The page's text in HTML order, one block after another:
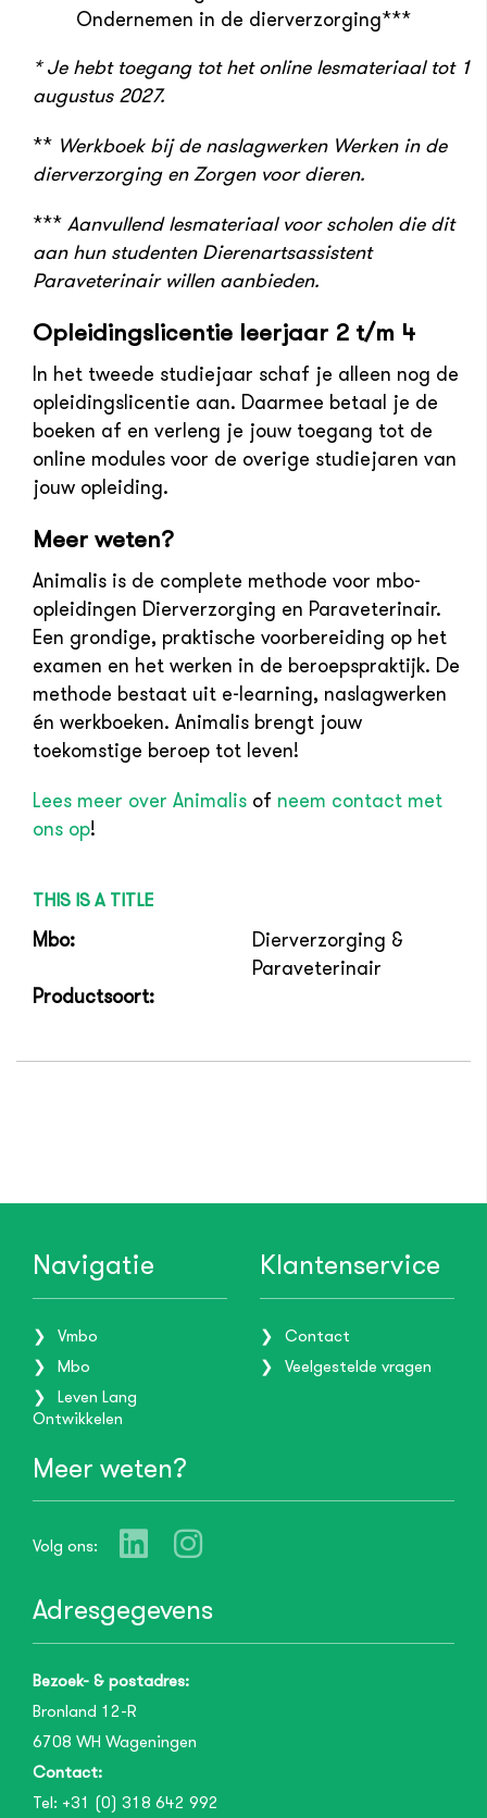
Ondernemen in de dierverzorging***
* Je hebt toegang tot het online lesmateriaal tot 1
augustus 2027.
** Werkboek bij de naslagwerken Werken in de
dierverzorging en Zorgen voor dieren.
*** Aanvullend lesmateriaal voor scholen die dit
aan hun studenten Dierenartsassistent
Paraveterinair willen aanbieden.
Opleidingslicentie leerjaar 2 t/m 4
In het tweede studiejaar schaf je alleen nog de
opleidingslicentie aan. Daarmee betaal je de
boeken af en verleng je jouw toegang tot de
online modules voor de overige studiejaren van
jouw opleiding.
Meer weten?
Animalis is de complete methode voor mbo-
opleidingen Dierverzorging en Paraveterinair.
Een grondige, praktische voorbereiding op het
examen en het werken in de beroepspraktijk. De
methode bestaat uit e-learning, naslagwerken
én werkboeken. Animalis brengt jouw
toekomstige beroep tot leven!
Lees meer over Animalis of neem contact met
ons op!
THIS IS A TITLE
Mbo:
Dierverzorging &
Paraveterinair
Productsoort:
Navigatie
Vmbo
Mbo
Leven Lang
Ontwikkelen
Klantenservice
Contact
Veelgestelde vragen
Meer weten?
Volg ons:
Adresgegevens
Bezoek- & postadres:
Bronland 12-R
6708 WH Wageningen
Contact:
Tel: +31 (0) 318 642 992